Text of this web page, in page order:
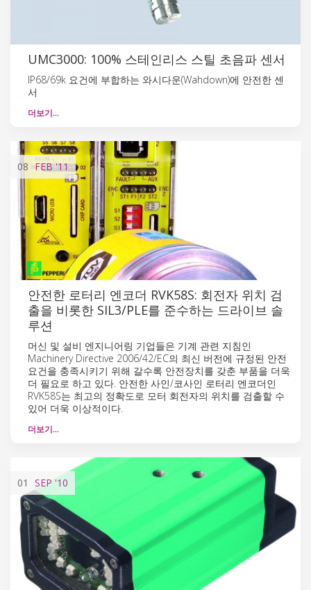
UMC3000: 100% 스테인리스 스틸 초음파 센서
IP68/69k 요건에 부합하는 와시다운(Wahdown)에 안전한 센
서
더보기…
08 FEB'11
안전한 로터리 엔코더 RVK58S: 회전자 위치 검
출을 비롯한 SIL3/PLE를 준수하는 드라이브 솔
루션
머신 및 설비 엔지니어링 기업들은 기계 관련 지침인
Machinery Directive 2006/42/EC의 최신 버전에 규정된 안전
요건을 충족시키기 위해 갈수록 안전장치를 갖춘 부품을 더욱
더 필요로 하고 있다. 안전한 사인/코사인 로터리 엔코더인
RVK58S는 최고의 정확도로 모터 회전자의 위치를 검출할 수
있어 더욱 이상적이다.
더보기…
01 SEP'10